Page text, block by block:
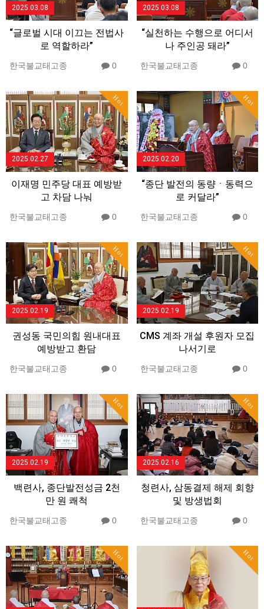
2025.03.08
“글로벌 시대 이끄는 전법사
로 역할하라”
한국불교태고종 0
2025.03.08
“실천하는 수행으로 어디서
나 주인공 돼라”
한국불교태고종 0
Hot
2025.02.27
이재명 민주당 대표 예방받
고 차담 나눠
한국불교태고종 0
Hot
2025.02.20
“종단 발전의 동량ㆍ동력으
로 커달라”
한국불교태고종 0
Hot
2025.02.19
권성동 국민의힘 원내대표
예방받고 환담
한국불교태고종 0
Hot
2025.02.19
CMS 계좌 개설 후원자 모집
나서기로
한국불교태고종 0
Hot
2025.02.19
백련사, 종단발전성금 2천
만 원 쾌척
한국불교태고종 0
Hot
2025.02.16
청련사, 삼동결제 해제 회향
및 방생법회
한국불교태고종 0
Hot Hot